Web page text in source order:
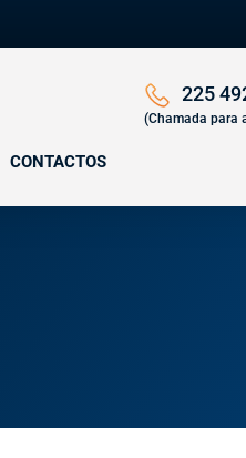
225
(Chamada para
CONTACTOS